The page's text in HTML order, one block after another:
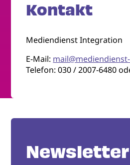
Kontakt
Mediendienst Integration
E-Mail:
Telefon: 030 / 2007-6480
Newsletter